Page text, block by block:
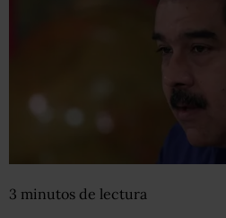
3 minutos de lectura